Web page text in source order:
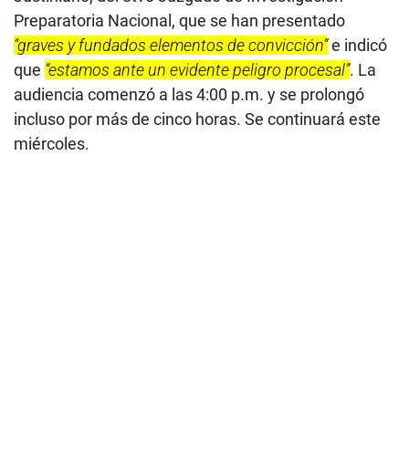
Preparatoria Nacional, que se han presentado
“graves y fundados elementos de convicción”e indicó
que “estamos ante un evidente peligro procesal”. La
audiencia comenzó a las 4:00 p.m. y se prolongó
incluso por más de cinco horas. Se continuará este
miércoles.